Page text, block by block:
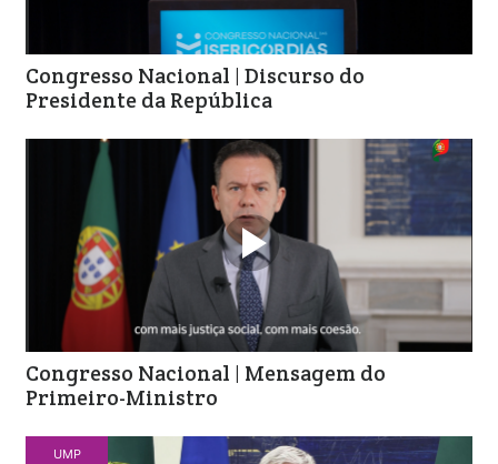
Congresso Nacional | Discurso do
Presidente da República

Congresso Nacional | Mensagem do
Primeiro-Ministro
UMP